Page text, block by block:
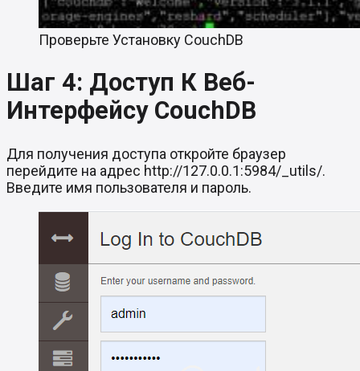
Проверьте Установку CouchDB
Шаг 4: Доступ К Веб-
Интерфейсу CouchDB
Для получения доступа откройте браузер
перейдите на адрес http://127.0.0.1:5984/_utils/.
Введите имя пользователя и пароль.